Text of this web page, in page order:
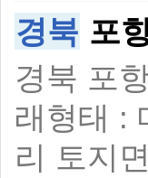
경북 포
경북 포
래형태 :
리 토지